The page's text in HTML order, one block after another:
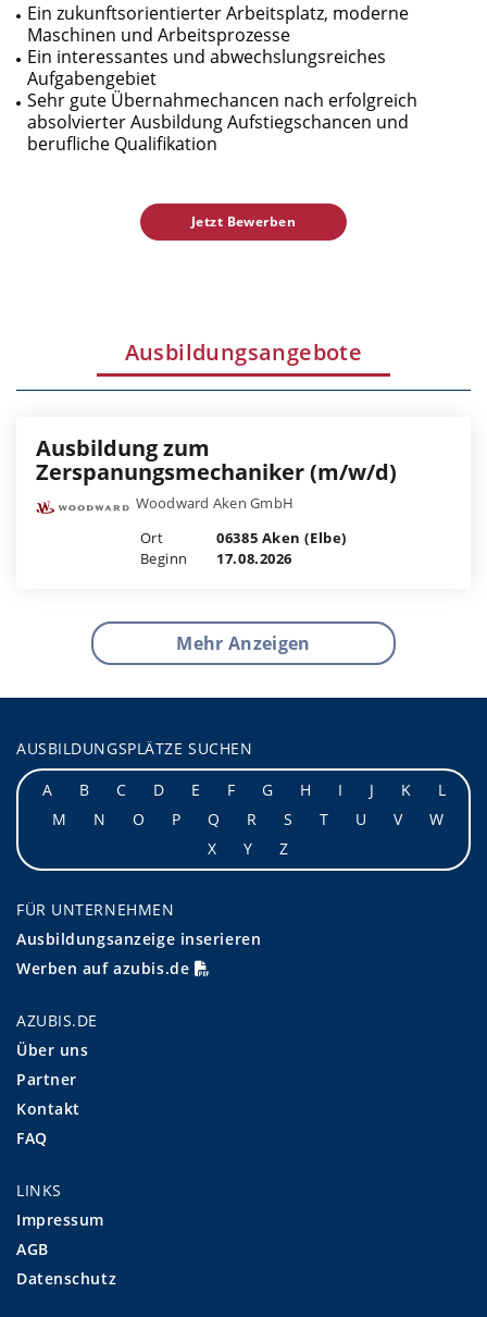
Ein zukunftsorientierter Arbeitsplatz, moderne
Maschinen und Arbeitsprozesse
Ein interessantes und abwechslungsreiches
Aufgabengebiet
Sehr gute Übernahmechancen nach erfolgreich
absolvierter Ausbildung Aufstiegschancen und
berufliche Qualifikation
Jetzt Bewerben
Ausbildungsangebote
Ausbildung zum
Zerspanungsmechaniker (m/w/d)
Woodward Aken GmbH
Ort
06385 Aken (Elbe)
Beginn
17.08.2026
Mehr Anzeigen
AUSBILDUNGSPLÄTZE SUCHEN
A
B C D E F G H I J K
L
M
N O P Q R S T U V
W
X
Y Z
FÜR UNTERNEHMEN
Ausbildungsanzeige inserieren
Werben auf azubis.de
AZUBIS.DE
Über uns
Partner
Kontakt
FAQ
LINKS
Impressum
AGB
Datenschutz